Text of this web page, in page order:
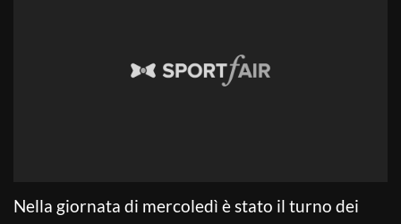
Nella giornata di mercoledì è stato il turno dei